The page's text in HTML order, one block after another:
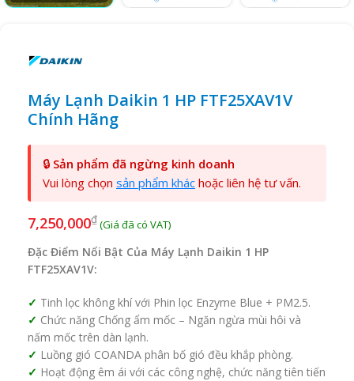
Máy Lạnh Daikin 1 HP FTF25XAV1V
Chính Hãng
🔒 Sản phẩm đã ngừng kinh doanh
Vui lòng chọn sản phẩm khác hoặc liên hệ tư vấn.
7,250,000₫
Đặc Điểm Nổi Bật Của Máy Lạnh Daikin 1 HP
FTF25XAV1V:
Tinh lọc không khí với Phin lọc Enzyme Blue + PM2.5.
Chức năng Chống ẩm mốc – Ngăn ngừa mùi hôi và
nấm mốc trên dàn lạnh.
Luồng gió COANDA phân bố gió đều khắp phòng.
Hoạt động êm ái với các công nghệ, chức năng tiên tiến